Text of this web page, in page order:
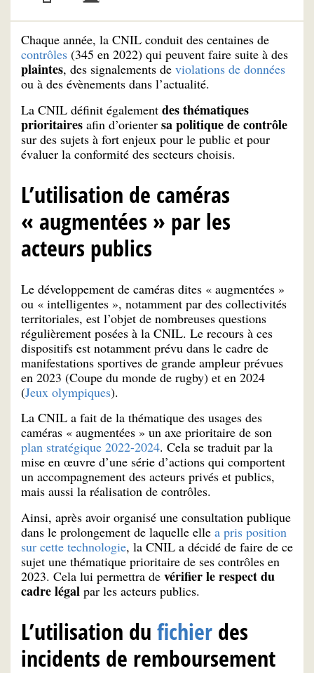
Chaque année, la CNIL conduit des centaines de
contrôles (345 en 2022) qui peuvent faire suite à des
plaintes, des signalements de violations de données
ou à des évènements dans l’actualité.
La CNIL définit également des thématiques
prioritaires afin d’orienter sa politique de contrôle
sur des sujets à fort enjeux pour le public et pour
évaluer la conformité des secteurs choisis.
L’utilisation de caméras
« augmentées » par les
acteurs publics
Le développement de caméras dites « augmentées »
ou « intelligentes », notamment par des collectivités
territoriales, est l’objet de nombreuses questions
régulièrement posées à la CNIL. Le recours à ces
dispositifs est notamment prévu dans le cadre de
manifestations sportives de grande ampleur prévues
en 2023 (Coupe du monde de rugby) et en 2024
(Jeux olympiques).
La CNIL a fait de la thématique des usages des
caméras « augmentées » un axe prioritaire de son
plan stratégique 2022-2024. Cela se traduit par la
mise en œuvre d’une série d’actions qui comportent
un accompagnement des acteurs privés et publics,
mais aussi la réalisation de contrôles.
Ainsi, après avoir organisé une consultation publique
dans le prolongement de laquelle elle a pris position
sur cette technologie, la CNIL a décidé de faire de ce
sujet une thématique prioritaire de ses contrôles en
2023. Cela lui permettra de vérifier le respect du
cadre légal par les acteurs publics.
L’utilisation du fichier des
incidents de remboursement